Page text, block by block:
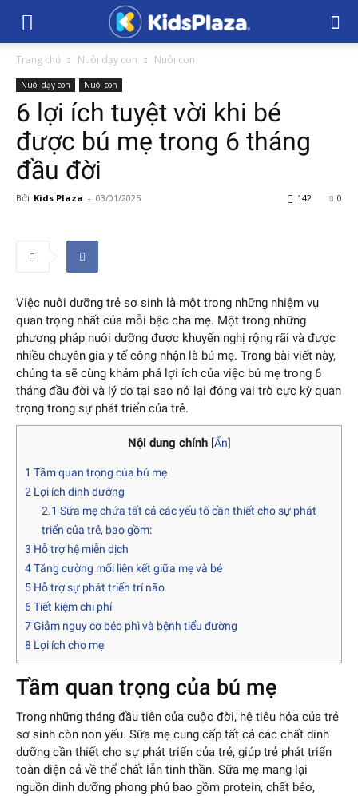
Trang chủ Nuôi dạy con Nuôi con
Nuôi dạy con Nuôi con
6 lợi ích tuyệt vời khi bé
được bú mẹ trong 6 tháng
đầu đời
Bởi Kids Plaza - 03/01/2025 0
142
Việc nuôi dưỡng trẻ sơ sinh là một trong những nhiệm vụ
quan trọng nhất của mỗi bậc cha mẹ. Một trong những
phương pháp nuôi dưỡng được khuyến nghị rộng rãi và được
nhiều chuyên gia y tế công nhận là bú mẹ. Trong bài viết này,
chúng ta sẽ cùng khám phá lợi ích của việc bú mẹ trong 6
tháng đầu đời và lý do tại sao nó lại đóng vai trò cực kỳ quan
trọng trong sự phát triển của trẻ.
Nội dung chính [Ẩn]
1 Tầm quan trọng của bú mẹ
2 Lợi ích dinh dưỡng
2.1 Sữa mẹ chứa tất cả các yếu tố cần thiết cho sự phát
triển của trẻ, bao gồm:
3 Hỗ trợ hệ miễn dịch
4Tăng cường mối liên kết giữa mẹ và bé
5 Hỗ trợ sự phát triển trí não
6Tiết kiệm chi phí
7Giảm nguy cơ béo phì và bệnh tiểu đường
8 Lợi ích cho mẹ
Tầm quan trọng của bú mẹ
Trong những tháng đầu tiên của cuộc đời, hệ tiêu hóa của trẻ
sơ sinh còn non yếu. Sữa mẹ cung cấp tất cả các chất dinh
dưỡng cần thiết cho sự phát triển của trẻ, giúp trẻ phát triển
toàn diện cả về thể chất lẫn tinh thần. Sữa mẹ mang lại
nguồn dinh dưỡng phong phú bao gồm protein, chất béo,